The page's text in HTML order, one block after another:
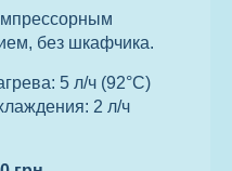
без шкафчика.
5 л/ч (92°С)
2 л/ч